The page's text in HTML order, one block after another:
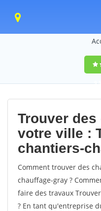
9,5
Trouver
votre ville :
chantiers-
Comment trouver des
chauffage-gray ?
faire des travaux
? En tant qu'entreprise